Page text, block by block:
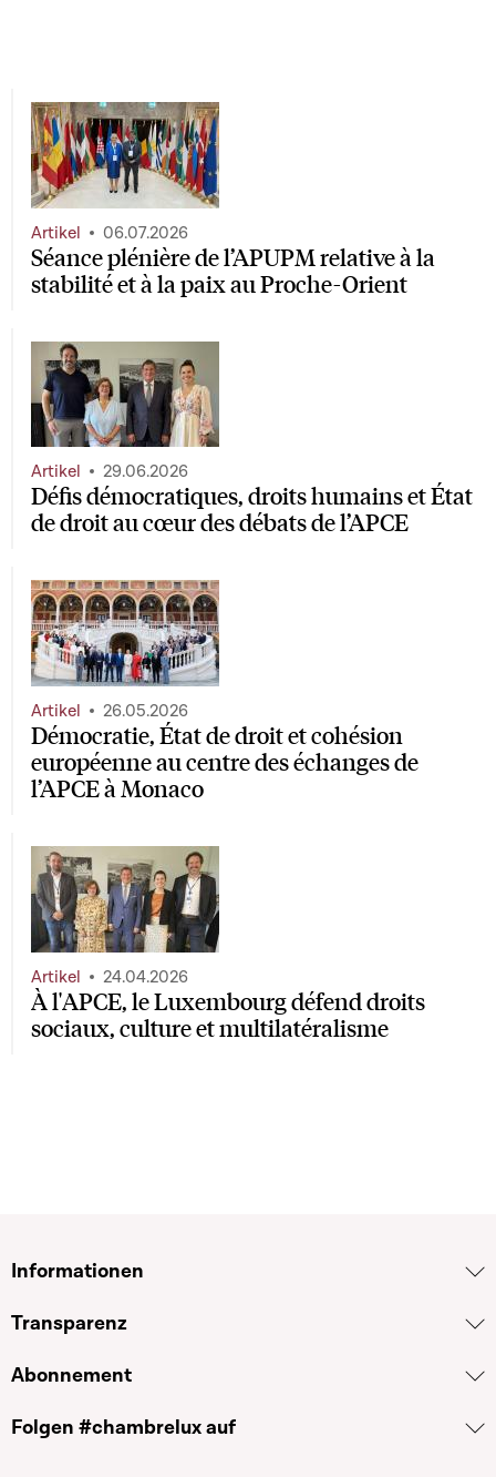
Séance plénière de l’APUPM relative à la
stabilité et à la paix au Proche-Orient
Artikel 06.07.2026
Défis démocratiques, droits humains et État
de droit au cœur des débats de l’APCE
Artikel 29.06.2026
Démocratie, État de droit et cohésion
européenne au centre des échanges de
l’APCE à Monaco
Artikel 26.05.2026
À l'APCE, le Luxembourg défend droits
sociaux, culture et multilatéralisme
Artikel 24.04.2026
Informationen
Transparenz
Abonnement
Folgen #chambrelux auf